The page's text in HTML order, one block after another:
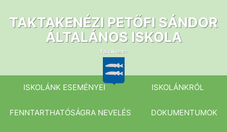
tartalomhoz
TAKTAKENÉZI PETŐFI SÁNDOR
ÁLTALÁNOS ISKOLA
ISKOLÁNK ESEMÉNYEI ISKOLÁNKRÓL
FENNTARTHATÓSÁGRA NEVELÉS DOKUMENTUMOK